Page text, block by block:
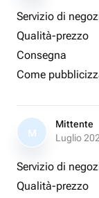
Servizio di
Qualità-prezzo
Consegna
Come
M
Mittente
Luglio
Servizio di
Qualità-prezzo